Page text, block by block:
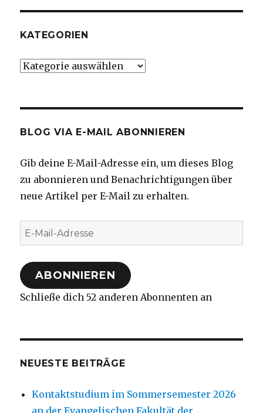
KATEGORIEN
Kategorien
BLOG VIA E-MAIL ABONNIEREN
Gib deine E-Mail-Adresse ein, um dieses Blog
zu abonnieren und Benachrichtigungen über
neue Artikel per E-Mail zu erhalten.
E-
Mail-
Adresse
ABONNIEREN
Schließe dich 52 anderen Abonnenten an
NEUESTE BEITRÄGE
Kontaktstudium im Sommersemester 2026